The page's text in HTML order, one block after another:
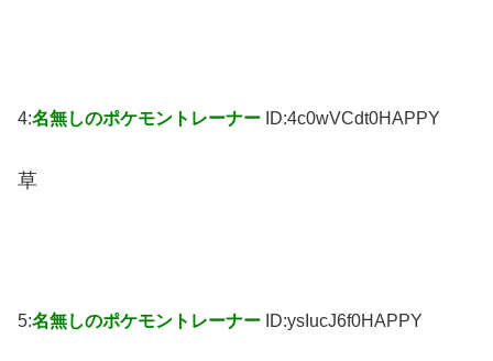
4:名無しのポケモントレーナー ID:4c0wVCdt0HAPPY
草
5:名無しのポケモントレーナー ID:ysIucJ6f0HAPPY